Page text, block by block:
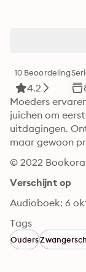
10 Beoordeling
4.2
Moeders
juichen om
uitdagingen.
maar gewoon
© 2022
Verschijnt op
Audioboek: 6
Tags
Ouders